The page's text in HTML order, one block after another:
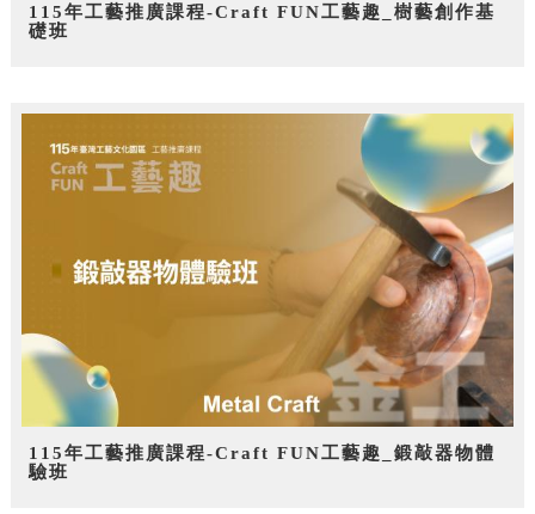
115年工藝推廣課程-Craft FUN工藝趣_樹藝創作基
礎班
115年工藝推廣課程-Craft FUN工藝趣_鍛敲器物體
驗班